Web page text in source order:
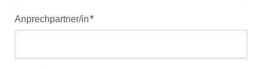
Pflichtfeld
Anprechpartner/in*